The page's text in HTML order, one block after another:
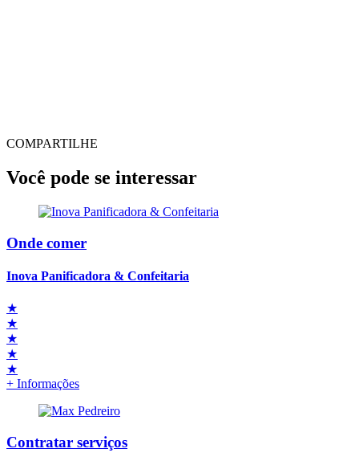
COMPARTILHE
Você pode se interessar
Onde comer
Inova Panificadora & Confeitaria
★
★
★
★
★
+ Informações
Contratar serviços